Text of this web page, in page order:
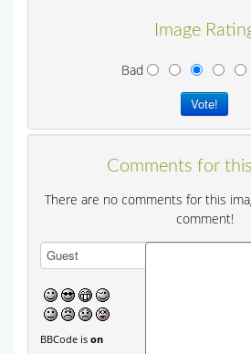
Image
Bad
Comments for
There are no comments for this
comment!
BBCode ison